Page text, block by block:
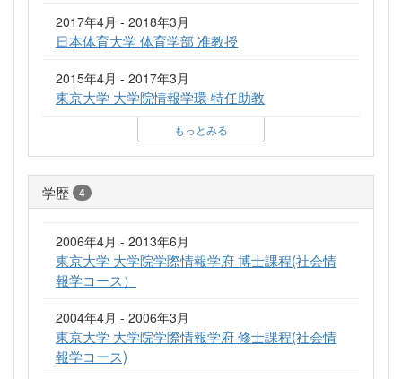
2017年4月 - 2018年3月
日本体育大学 体育学部 准教授
2015年4月 - 2017年3月
東京大学 大学院情報学環 特任助教
もっとみる
学歴 4
2006年4月 - 2013年6月
東京大学 大学院学際情報学府 博士課程(社会情
報学コース）
2004年4月 - 2006年3月
東京大学 大学院学際情報学府 修士課程(社会情
報学コース)